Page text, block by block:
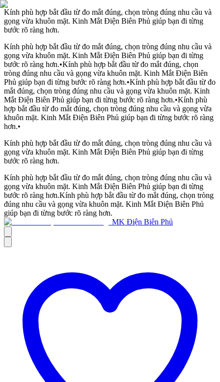
Kính phù hợp bắt đầu từ đo mắt đúng, chọn tròng đúng nhu cầu và
gọng vừa khuôn mặt. Kinh Mắt Điện Biên Phủ giúp bạn đi từng
bước rõ ràng hơn.
Kính phù hợp bắt đầu từ đo mắt đúng, chọn tròng đúng nhu cầu và
gọng vừa khuôn mặt. Kinh Mắt Điện Biên Phủ giúp bạn đi từng
bước rõ ràng hơn.•Kính phù hợp bắt đầu từ đo mắt đúng, chọn
tròng đúng nhu cầu và gọng vừa khuôn mặt. Kinh Mắt Điện Biên
Phủ giúp bạn đi từng bước rõ ràng hơn.•Kính phù hợp bắt đầu từ đo
mắt đúng, chọn tròng đúng nhu cầu và gọng vừa khuôn mặt. Kinh
Mắt Điện Biên Phủ giúp bạn đi từng bước rõ ràng hơn.•Kính phù
hợp bắt đầu từ đo mắt đúng, chọn tròng đúng nhu cầu và gọng vừa
khuôn mặt. Kinh Mắt Điện Biên Phủ giúp bạn đi từng bước rõ ràng
hơn.•
Kính phù hợp bắt đầu từ đo mắt đúng, chọn tròng đúng nhu cầu và
gọng vừa khuôn mặt. Kinh Mắt Điện Biên Phủ giúp bạn đi từng
bước rõ ràng hơn.
Kính phù hợp bắt đầu từ đo mắt đúng, chọn tròng đúng nhu cầu và
gọng vừa khuôn mặt. Kinh Mắt Điện Biên Phủ giúp bạn đi từng
bước rõ ràng hơn.Kính phù hợp bắt đầu từ đo mắt đúng, chọn tròng
đúng nhu cầu và gọng vừa khuôn mặt. Kinh Mắt Điện Biên Phủ
giúp bạn đi từng bước rõ ràng hơn.
MK Điện Biên Phủ